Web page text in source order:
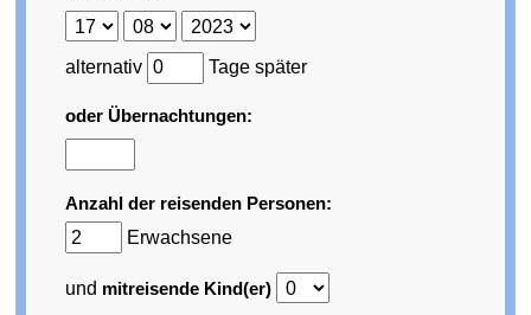
alternativ Tage später
oder Übernachtungen:
Anzahl der reisenden Personen:
Erwachsene
und mitreisende Kind(er)